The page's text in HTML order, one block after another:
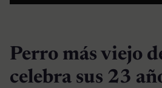
Perro más viejo
celebra sus 23